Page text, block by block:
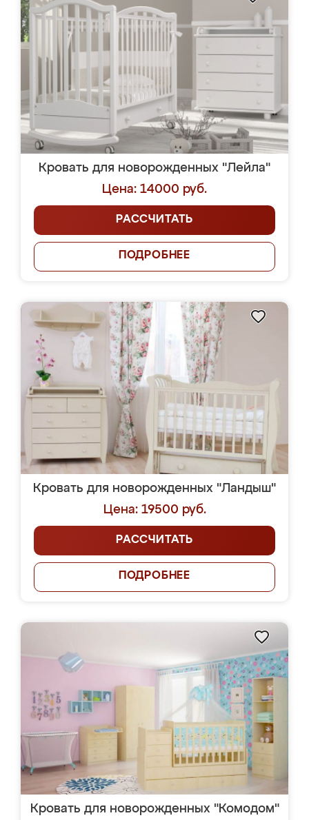
Кровать для новорожденных "Лейла"
Цена: 14000 руб.
РАССЧИТАТЬ
ПОДРОБНЕЕ
Кровать для новорожденных "Ландыш"
Цена: 19500 руб.
РАССЧИТАТЬ
ПОДРОБНЕЕ
Кровать для новорожденных "Комодом"